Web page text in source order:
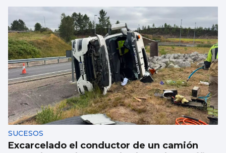
SUCESOS
Excarcelado el conductor de un camión